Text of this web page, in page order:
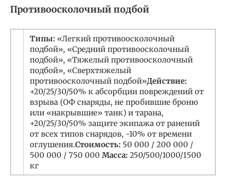
Противоосколочный подбой
Типы: «Легкий противоосколочный
подбой», «Средний противоосколочный
подбой», «Тяжелый противоосколочный
подбой», «Сверхтяжелый
противоосколочный подбой»Действие:
+20/25/30/50% к абсорбции повреждений от
взрыва (ОФ снаряды, не пробившие броню
или «накрывшие» танк) и тарана,
+20/25/30/50% защите экипажа от ранений
от всех типов снарядов, -10% от времени
оглушения.Стоимость: 50 000 / 200 000 /
500 000 / 750 000 Масса: 250/500/1000/1500
кг